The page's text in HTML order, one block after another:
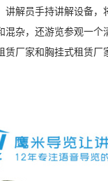
解员手持讲解设备
杂，还游览参观一个
厂家和胸挂式租赁